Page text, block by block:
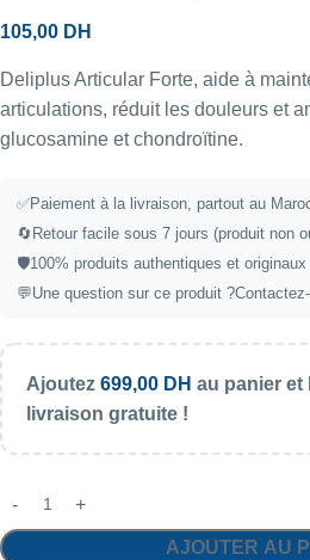
105,00 DH
Deliplus Articular Forte, aide à
articulations, réduit les douleurs et
glucosamine et chondroïtine.
✅Paiement à la livraison, partout au
🔄Retour facile sous 7 jours (produit non
🛡️100% produits authentiques et originaux
💬Une question sur ce produit ?
Ajoutez 699,00 DH au panier et
livraison gratuite !
AJOUTER AU